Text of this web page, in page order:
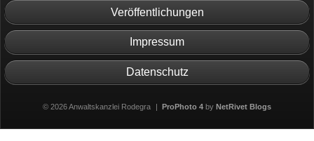
Veröffentlichungen
Impressum
Datenschutz
© 2026 Anwaltskanzlei Rodegra | ProPhoto 4 byNetRivet Blogs